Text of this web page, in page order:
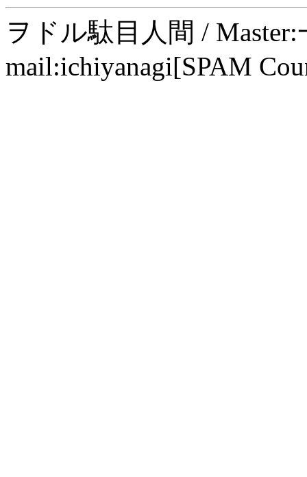
ヲドル駄目人間 /
mail:ichiyanagi[SPAM